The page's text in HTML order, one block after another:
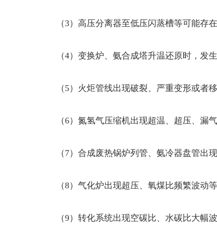
（3）高压分离器至低压闪蒸槽等可能
（4）变换炉、氨合成塔升温还原时，发
（5）火炬管线出现破裂、严重变形或者
（6）氮氢气压缩机出现超温、超压、
（7）合成废热锅炉列管、氨冷器盘管
（8）气化炉出现超压、氧煤比频繁波动
（9）转化系统出现空碳比、水碳比大幅